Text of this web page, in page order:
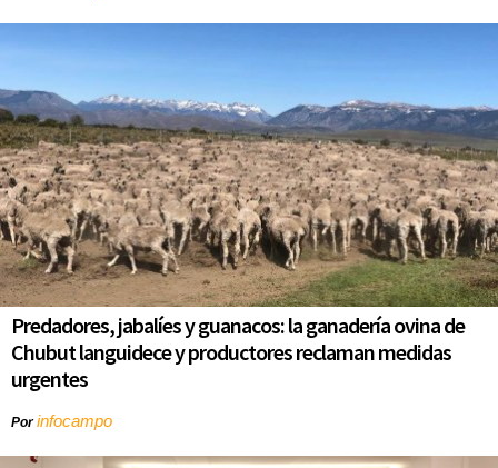
Predadores, jabalíes y guanacos: la ganadería ovina de
Chubut languidece y productores reclaman medidas
urgentes
Porinfocampo